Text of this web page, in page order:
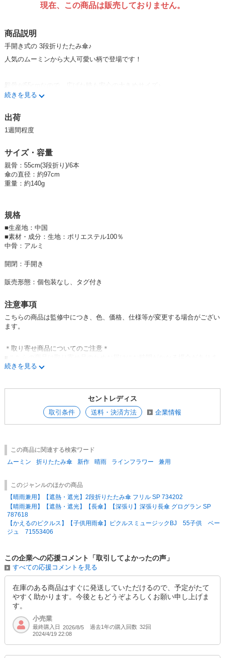
現在、この商品は販売しておりません。
商品説明
手開き式の 3段折りたたみ傘♪
人気のムーミンから大人可愛い柄で登場です！
親骨が55cmなので、広げた時も安心の大きめサイズ♪
折りたたんだ時は約23cmでコンパクトに折りたためて、カバー付き！
傘の開閉時に爪や指を挟むのを防止するネイルガード付き♪
簡単に開閉する事ができます！
続きを見る
出荷
1週間程度
サイズ・容量
親骨：55cm(3段折り)/6本
傘の直径：約97cm
重量：約140g
規格
■生産地：中国
■素材・成分：生地：ポリエステル100％
中骨：アルミ
開閉：手開き
販売形態：個包装なし、タグ付き
注意事項
こちらの商品は監修中につき、色、価格、仕様等が変更する場合がござい
ます。
＊取り寄せ商品についてのご注意＊
す。
■ご注文後のキャンセル・商品変更はご遠慮ください。
■取り寄せ商品の欠品により、1回の発送分総額が3万円を切る場合には、
送料が発生します。
〜〜〜〜〜〜〜〜〜〜〜〜〜〜〜〜
特価商品につき、ケース数により
〜〜〜〜〜〜〜〜〜〜〜〜〜〜〜〜
【セール商品についてのご注意】
大特価でのご提供につきセール商品の返品交換は致しかねますのでご了承
ください。
続きを見る
セントレディス
取引条件 送料・決済方法 企業情報
この商品に関連する検索ワード
ムーミン
折りたたみ傘 新作 晴雨 ラインフラワー 兼用
このジャンルのほかの商品
【晴雨兼用】【遮熱・遮光】2段折りたたみ傘 フリル SP 734202
【晴雨兼用】【遮熱・遮光】【長傘】【深張り】深張り長傘 グログラン SP
787618
【かえるのピクルス】【子供用雨傘】ピクルスミュージックBJ 55子供 ベー
ジュ 71553406
この企業への応援コメント「取引してよかったの声」
すべての応援コメントを見る
在庫のある商品はすぐに発送していただけるので、予定がたて
やすく助かります。今後ともどうぞよろしくお願い申し上げま
す。
小売業
最終購入日 2026/8/5 過去1年の購入回数 32回
2024/4/19 22:08